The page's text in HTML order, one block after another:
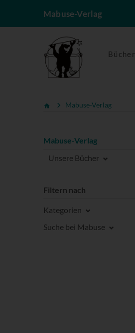
Mabuse-Verlag
Bücher
Mabuse-Verlag
Mabuse-Verlag
Unsere Bücher
Filtern nach
Kategorien
Suche bei Mabuse